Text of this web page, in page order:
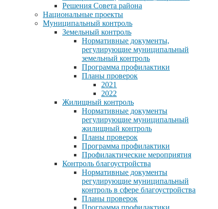
Решения Совета района
Национальные проекты
Муниципальный контроль
Земельный контроль
Нормативные документы,
регулирующие муниципальный
земельный контроль
Программа профилактики
Планы проверок
2021
2022
Жилищный контроль
Нормативные документы
регулирующие муниципальный
жилищный контроль
Планы проверок
Программа профилактики
Профилактические мероприятия
Контроль благоустройства
Нормативные документы
регулирующие муниципальный
контроль в сфере благоустройства
Планы проверок
Программа профилактики